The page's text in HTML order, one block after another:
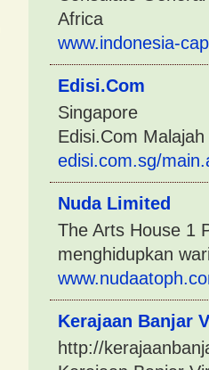
Africa
www.indonesia-
Edisi.Com
Singapore
Edisi.Com
edisi.com.sg/
Nuda Limited
The Arts House 1
menghidupkan
Kerajaan Banjar
http://